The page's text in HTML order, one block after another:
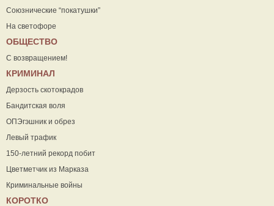
Союзнические “покатушки”
На светофоре
ОБЩЕСТВО
С возвращением!
КРИМИНАЛ
Дерзость скотокрадов
Бандитская воля
ОПЭгэшник и обрез
Левый трафик
150-летний рекорд побит
Цветметчик из Марказа
Криминальные войны
КОРОТКО